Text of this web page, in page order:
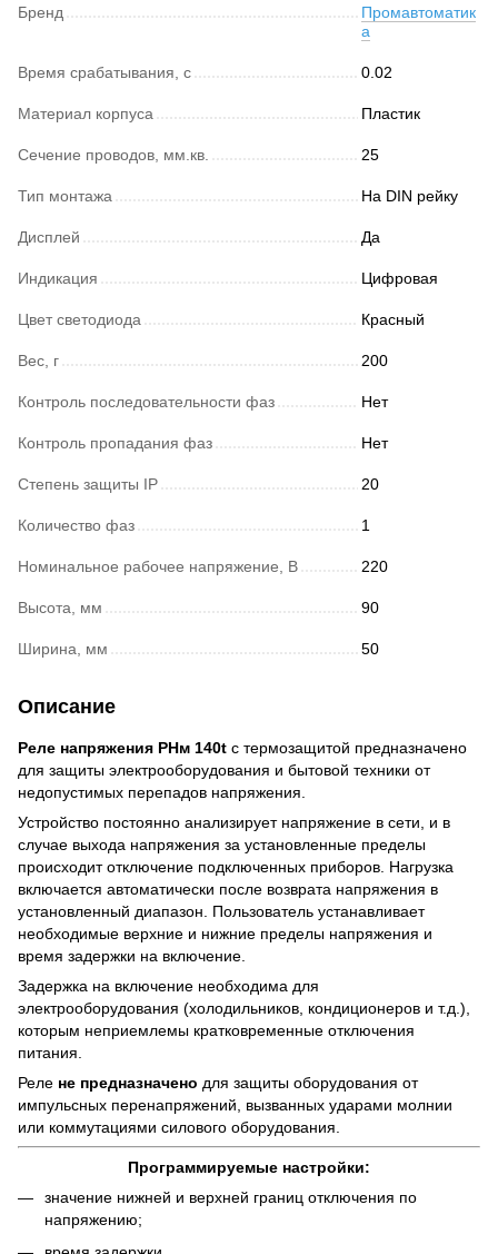
Бренд
Промавтоматик
а
Время срабатывания, с 0.02
Материал корпуса Пластик
Сечение проводов, мм.кв. 25
Тип монтажа На DIN рейку
Дисплей Да
Индикация Цифровая
Цвет светодиода Красный
Вес, г 200
Контроль последовательности фаз Нет
Контроль пропадания фаз Нет
Степень защиты IP 20
Количество фаз 1
Номинальное рабочее напряжение, В 220
Высота, мм 90
Ширина, мм 50
Описание
Реле напряжения РНм 140t с термозащитой предназначено
для защиты электрооборудования и бытовой техники от
недопустимых перепадов напряжения.
Устройство постоянно анализирует напряжение в сети, и в
случае выхода напряжения за установленные пределы
происходит отключение подключенных приборов. Нагрузка
включается автоматически после возврата напряжения в
установленный диапазон. Пользователь устанавливает
необходимые верхние и нижние пределы напряжения и
время задержки на включение.
Задержка на включение необходима для
электрооборудования (холодильников, кондиционеров и т.д.),
которым неприемлемы кратковременные отключения
питания.
Реле не предназначено для защиты оборудования от
импульсных перенапряжений, вызванных ударами молнии
или коммутациями силового оборудования.
Программируемые настройки:
значение нижней и верхней границ отключения по
напряжению;